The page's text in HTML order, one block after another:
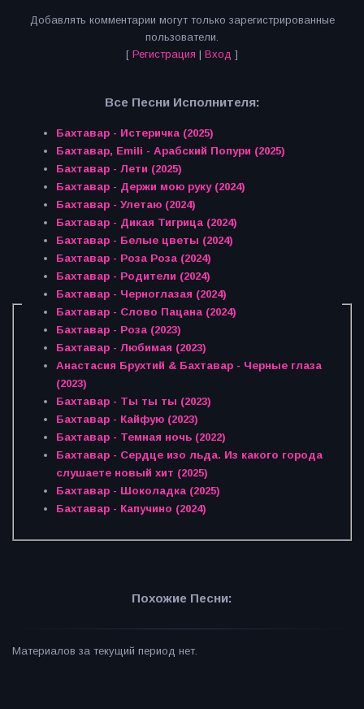
Добавлять комментарии могут только зарегистрированные
пользователи.
[ Регистрация | Вход ]
Все Песни Исполнителя:
Бахтавар - Истеричка (2025)
Бахтавар, Emili - Арабский Попури (2025)
Бахтавар - Лети (2025)
Бахтавар - Держи мою руку (2024)
Бахтавар - Улетаю (2024)
Бахтавар - Дикая Тигрица (2024)
Бахтавар - Белые цветы (2024)
Бахтавар - Роза Роза (2024)
Бахтавар - Родители (2024)
Бахтавар - Черноглазая (2024)
Бахтавар - Слово Пацана (2024)
Бахтавар - Роза (2023)
Бахтавар - Любимая (2023)
Анастасия Брухтий & Бахтавар - Черные глаза
(2023)
Бахтавар - Ты ты ты (2023)
Бахтавар - Кайфую (2023)
Бахтавар - Темная ночь (2022)
Бахтавар - Сердце изо льда. Из какого города
слушаете новый хит (2025)
Бахтавар - Шоколадка (2025)
Бахтавар - Капучино (2024)
Похожие Песни:
Материалов за текущий период нет.